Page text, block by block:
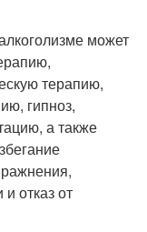
может
терапию,
гипноз,
а также
отказ от